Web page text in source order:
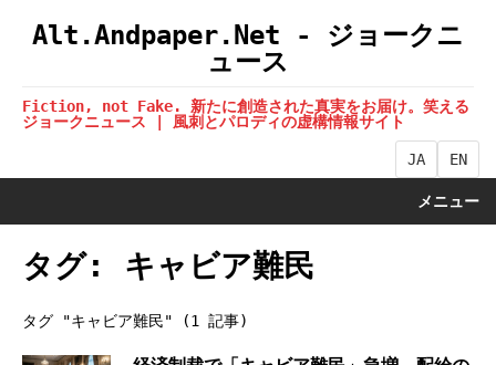
Alt.Andpaper.Net - ジョークニ
ュース
Fiction, not Fake. 新たに創造された真実をお届け。笑える
ジョークニュース | 風刺とパロディの虚構情報サイト
JA EN
メニュー
タグ: キャビア難民
タグ "キャビア難民" (1 記事)